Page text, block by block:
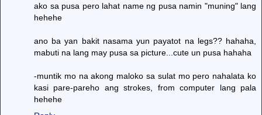
ako sa pusa pero lahat name ng pusa namin "muning" lang
hehehe
ano ba yan bakit nasama yun payatot na legs?? hahaha,
mabuti na lang may pusa sa picture...cute un pusa hahaha
-muntik mo na akong maloko sa sulat mo pero nahalata ko
kasi pare-pareho ang strokes, from computer lang pala
hehehe